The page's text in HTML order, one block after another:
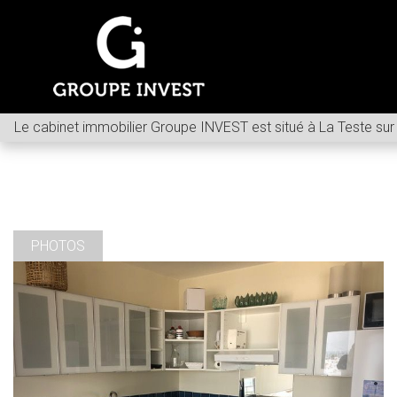
Le cabinet immobilier Groupe INVEST est situé à La Teste
PHOTOS